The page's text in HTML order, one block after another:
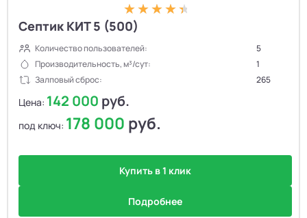
Септик КИТ 5 (500)
Количество пользователей:
5
Производительность, м³/сут:
1
Залповый сброс:
265
Цена: 142 000 руб.
под ключ: 178 000 руб.
Купить в 1 клик
Подробнее